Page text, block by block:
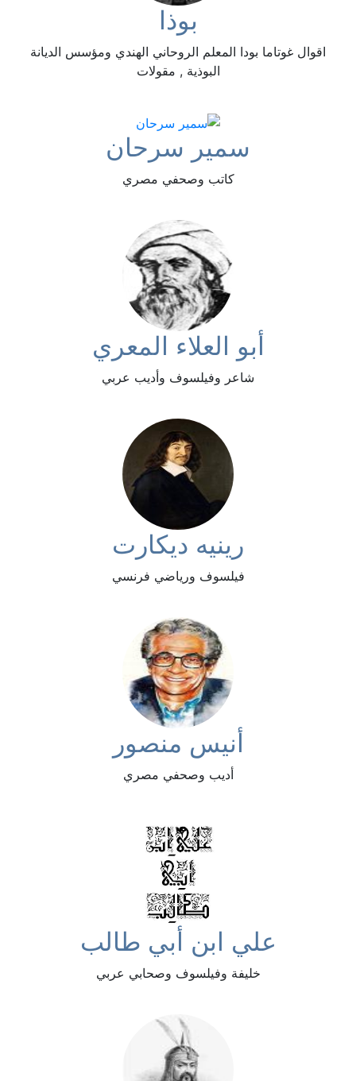
بوذا
اقوال غوتاما بودا المعلم الروحاني الهندي ومؤسس الديانة
البوذية , مقولات
سمير سرحان
كاتب وصحفي مصري
أبو العلاء المعري
شاعر وفيلسوف وأديب عربي
رينيه ديكارت
فيلسوف ورياضي فرنسي
أنيس منصور
أديب وصحفي مصري
علي ابن أبي طالب
خليفة وفيلسوف وصحابي عربي